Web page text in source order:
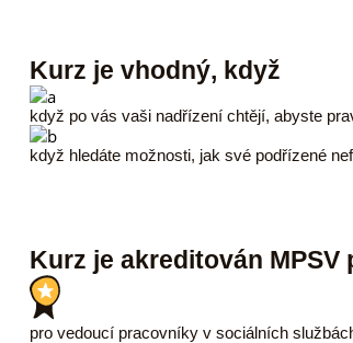
Kurz je vhodný, když
když po vás vaši nadřízení chtějí, abyste
když hledáte možnosti, jak své podřízené
Kurz je akreditován MPSV
pro vedoucí pracovníky v sociálních